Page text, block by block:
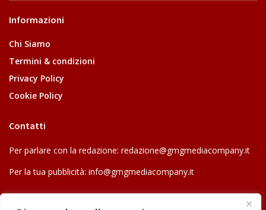
Informazioni
Chi Siamo
Termini & condizioni
Privacy Policy
Cookie Policy
Contatti
Per parlare con la redazione: redazione@gmgmediacompany.it
Per la tua pubblicità: info@gmgmediacompany.it